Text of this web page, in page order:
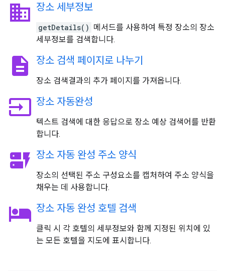
business 장소 세부정보
getDetails() 메서드를 사용하여 특정 장소의 장소
세부정보를 검색합니다.
description 장소 검색 페이지로 나누기
장소 검색결과의 추가 페이지를 가져옵니다.
input 장소 자동완성
텍스트 검색에 대한 응답으로 장소 예상 검색어를 반환
합니다.
dynamic_form 장소 자동 완성 주소 양식
장소의 선택된 주소 구성요소를 캡처하여 주소 양식을
채우는 데 사용합니다.
hotel 장소 자동 완성 호텔 검색
클릭 시 각 호텔의 세부정보와 함께 지정된 위치에 있
는 모든 호텔을 지도에 표시합니다.